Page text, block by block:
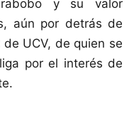
y su valor
aún por detrás de
UCV, de quien se
por el interés de